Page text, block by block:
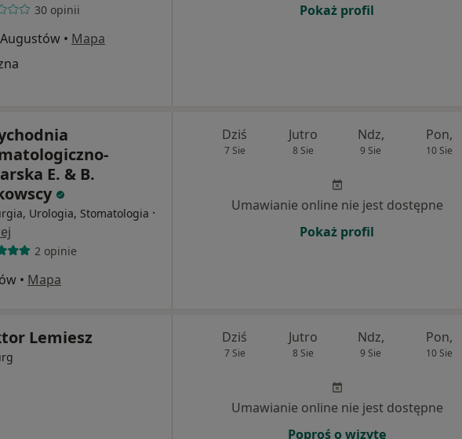
30 opinii
• Mapa
Pokaż profil
E. & B.
Urologia, Stomatologia ·
2 opinie
• Mapa
Dziś
7 Sie
Jutro
8 Sie
Ndz,
9 Sie
Pon,
10 Sie
Umawianie online nie jest dostępne
Pokaż profil
Lemiesz Dziś
7 Sie
Jutro
8 Sie
Ndz,
9 Sie
Pon,
10 Sie
Umawianie online nie jest dostępne
Poproś o wizytę